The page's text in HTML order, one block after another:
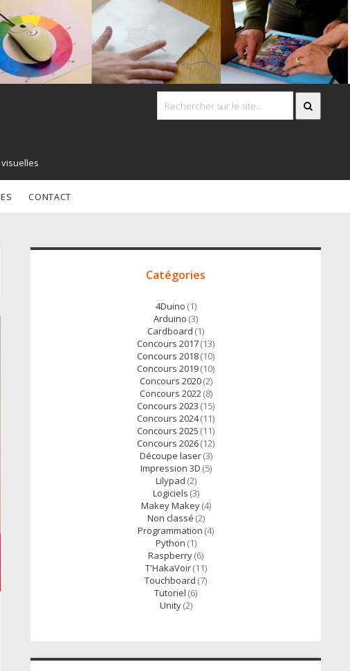
CONTACT
Accès
Catégories
4Duino (1)
Arduino (3)
Cardboard (1)
Concours 2017(13)
Concours 2018(10)
Concours 2019(10)
Concours 2020(2)
Concours 2022(8)
Concours 2023 (15)
Concours 2024(11)
Concours 2025 (11)
Concours 2026(12)
Découpe laser(3)
Impression 3D (5)
Lilypad (2)
Logiciels (3)
Makey Makey(4)
Non classé (2)
Programmation (4)
Python (1)
Raspberry(6)
T'HakaVoir(11)
Touchboard (7)
Tutoriel (6)
Unity(2)